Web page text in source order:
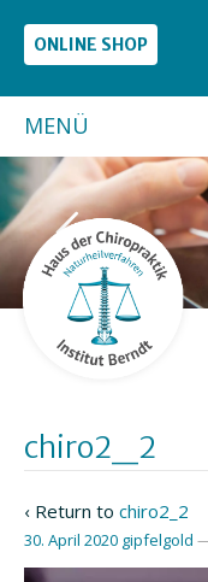
ONLINE SHOP
MENÜ
chiro2_2
‹ Return to chiro2_2
30. April 2020 gipfelgold